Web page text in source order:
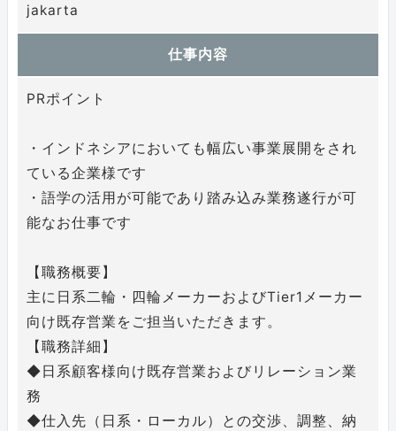
jakarta
仕事内容
PRポイント
・インドネシアにおいても幅広い事業展開をされ
ている企業様です
・語学の活用が可能であり踏み込み業務遂行が可
能なお仕事です
【職務概要】
主に日系二輪・四輪メーカーおよびTier1メーカー
向け既存営業をご担当いただきます。
【職務詳細】
◆日系顧客様向け既存営業およびリレーション業
務
◆仕入先（日系・ローカル）との交渉、調整、納